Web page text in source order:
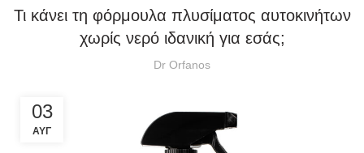
Τι κάνει τη φόρμουλα πλυσίματος αυτοκινήτων
χωρίς νερό ιδανική για εσάς;
Dr Orfanos
03
ΑΥΓ